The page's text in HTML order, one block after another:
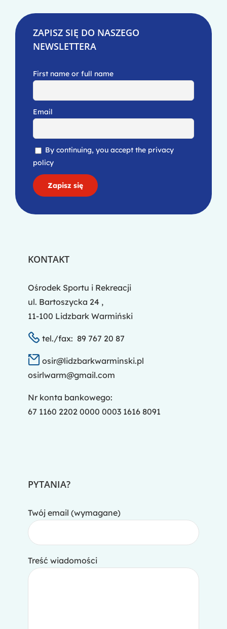
ZAPISZ SIĘ DO NASZEGO
NEWSLETTERA
First name or full name
Email
By continuing, you accept the privacy
policy
KONTAKT
Ośrodek Sportu i Rekreacji
ul. Bartoszycka 24 ,
11-100 Lidzbark Warmiński
tel./fax: 89 767 20 87
osir@lidzbarkwarminski.pl
osirlwarm@gmail.com
Nr konta bankowego:
67 1160 2202 0000 0003 1616 8091
PYTANIA?
Twój email (wymagane)
Treść wiadomości